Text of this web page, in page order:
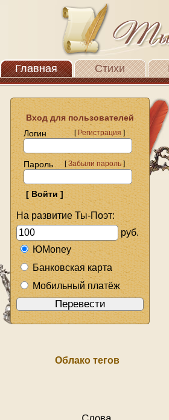
Главная Стихи
Вход для пользователей
Логин
[Регистрация]
Пароль [Забыли пароль]
На развитие Ты-Поэт:
руб.
ЮMoney
Банковская карта
Мобильный платёж
Облако тегов